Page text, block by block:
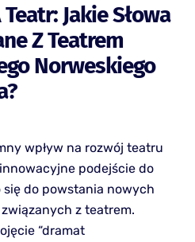
Jakie Słowa
Z Teatrem
Norweskiego
wpływ na rozwój teatru
podejście do
do powstania nowych
z teatrem.
“dramat